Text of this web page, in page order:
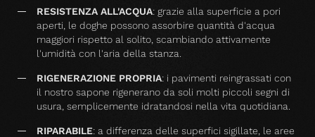
RESISTENZA ALL'ACQUA: grazie alla superficie a pori
aperti, le doghe possono assorbire quantità d'acqua
maggiori rispetto al solito, scambiando attivamente
l'umidità con l'aria della stanza.
RIGENERAZIONE PROPRIA: i pavimenti reingrassati con
il nostro sapone rigenerano da soli molti piccoli segni di
usura, semplicemente idratandosi nella vita quotidiana.
RIPARABILE: a differenza delle superfici sigillate, le aree